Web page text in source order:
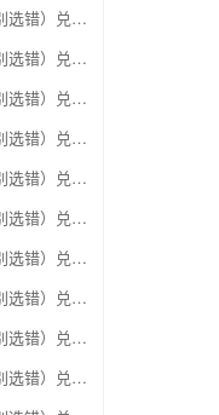
联通充值卡（面值千万别选错）兑换星巴克
联通充值卡（面值千万别选错）兑换哈根达斯电子券
联通充值卡（面值千万别选错）兑换平安1768欢乐豆
联通充值卡（面值千万别选错）兑换金山一卡通
联通充值卡（面值千万别选错）兑换汉购通
联通充值卡（面值千万别选错）兑换肯德基
联通充值卡（面值千万别选错）兑换CoCo
联通充值卡（面值千万别选错）兑换COSTA
联通充值卡（面值千万别选错）兑换滴滴打车
联通充值卡（面值千万别选错）兑换锦江e卡通(锦江一卡通)